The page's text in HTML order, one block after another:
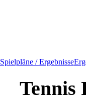
Spielpläne / Ergebnisse
Tennis